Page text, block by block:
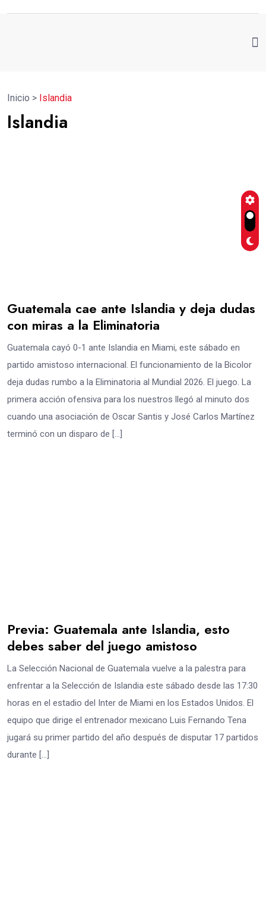
Inicio > Islandia
Islandia
Guatemala cae ante Islandia y deja dudas
con miras a la Eliminatoria
Guatemala cayó 0-1 ante Islandia en Miami, este sábado en
partido amistoso internacional. El funcionamiento de la Bicolor
deja dudas rumbo a la Eliminatoria al Mundial 2026. El juego. La
primera acción ofensiva para los nuestros llegó al minuto dos
cuando una asociación de Oscar Santis y José Carlos Martínez
terminó con un disparo de […]
Previa: Guatemala ante Islandia, esto
debes saber del juego amistoso
La Selección Nacional de Guatemala vuelve a la palestra para
enfrentar a la Selección de Islandia este sábado desde las 17:30
horas en el estadio del Inter de Miami en los Estados Unidos. El
equipo que dirige el entrenador mexicano Luis Fernando Tena
jugará su primer partido del año después de disputar 17 partidos
durante […]